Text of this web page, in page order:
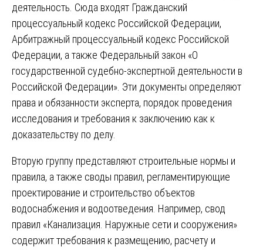
деятельность. Сюда входят Гражданский
процессуальный кодекс Российской Федерации,
Арбитражный процессуальный кодекс Российской
Федерации, а также Федеральный закон «О
государственной судебно-экспертной деятельности в
Российской Федерации». Эти документы определяют
права и обязанности эксперта, порядок проведения
исследования и требования к заключению как к
доказательству по делу.
Вторую группу представляют строительные нормы и
правила, а также своды правил, регламентирующие
проектирование и строительство объектов
водоснабжения и водоотведения. Например, свод
правил «Канализация. Наружные сети и сооружения»
содержит требования к размещению, расчету и